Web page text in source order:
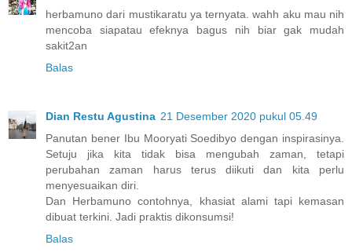
herbamuno dari mustikaratu ya ternyata. wahh aku mau nih
mencoba siapatau efeknya bagus nih biar gak mudah
sakit2an
Balas
Dian Restu Agustina 21 Desember 2020 pukul 05.49
Panutan bener Ibu Mooryati Soedibyo dengan inspirasinya.
Setuju jika kita tidak bisa mengubah zaman, tetapi
perubahan zaman harus terus diikuti dan kita perlu
menyesuaikan diri.
Dan Herbamuno contohnya, khasiat alami tapi kemasan
dibuat terkini. Jadi praktis dikonsumsi!
Balas